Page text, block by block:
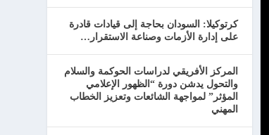
كرتوكيلا: السودان بحاجة إلى قيادات قادرة
على إدارة الأزمات وصناعة الاستقرار…
المركز الأفريقي لدراسات الحوكمة والسلام
والتحول يدشن دورة “الظهور الإعلامي
المؤثر” لمواجهة الشائعات وتعزيز الخطاب
المهني